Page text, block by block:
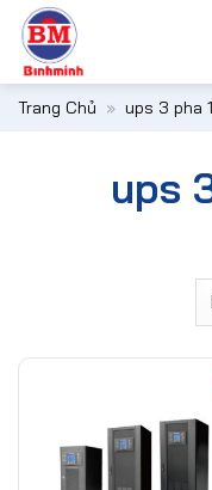
qua
nội
dungTrang Chủ » ups 3 pha
ups